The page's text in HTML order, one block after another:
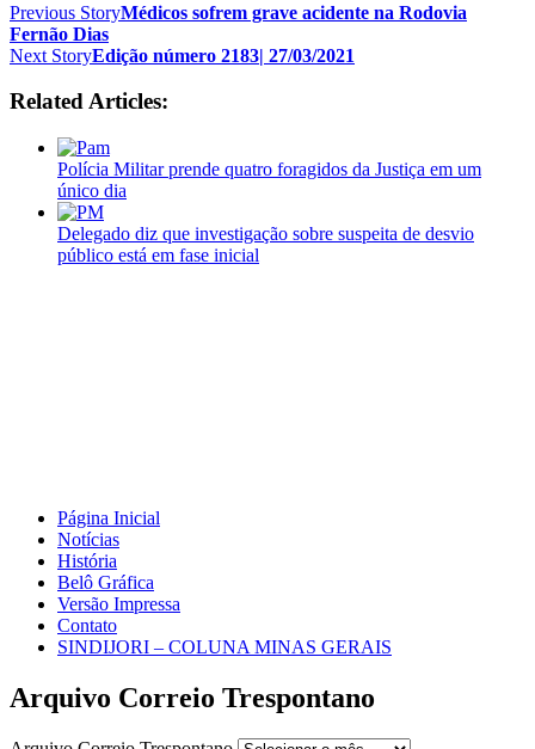
Previous StoryMédicos sofrem grave acidente na Rodovia
Fernão Dias
Next StoryEdição número 2183| 27/03/2021
Related Articles:
Polícia Militar prende quatro foragidos da Justiça em um
único dia
Delegado diz que investigação sobre suspeita de desvio
público está em fase inicial
Página Inicial
Notícias
História
Belô Gráfica
Versão Impressa
Contato
SINDIJORI – COLUNA MINAS GERAIS
Arquivo Correio Trespontano